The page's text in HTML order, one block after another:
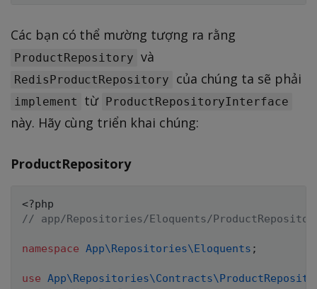
Các bạn có thể mường tượng ra rằng
ProductRepository và
RedisProductRepository của chúng ta sẽ phải
implement từ ProductRepositoryInterface
này. Hãy cùng triển khai chúng:
ProductRepository
<?php
// app/Repositories/Eloquents/
namespace App\Repositories\Eloquents ;
use App\Repositories\Contracts\